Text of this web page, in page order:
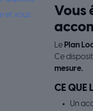
et vous
Vous
Le Plan
Ce
mesure.
CE QUE
Un